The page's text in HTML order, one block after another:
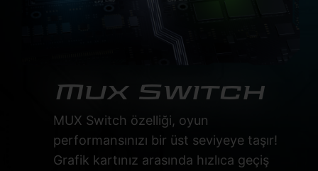
Mux Switch
MUX Switch özelliği, oyun
performansınızı bir üst seviyeye taşır!
Grafik kartınız arasında hızlıca geçiş